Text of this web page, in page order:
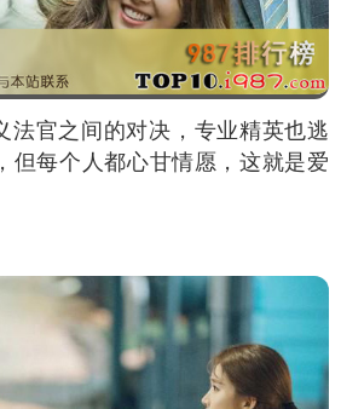
法官之间的对决，专业精英也逃
但每个人都心甘情愿，这就是爱